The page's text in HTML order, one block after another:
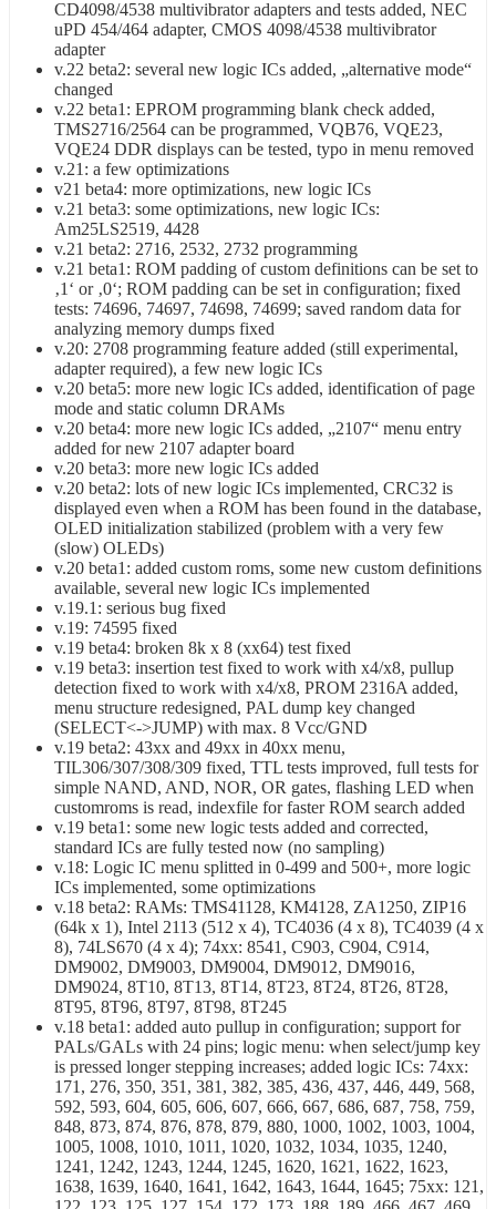
CD4098/4538 multivibrator adapters and tests added, NEC
uPD 454/464 adapter, CMOS 4098/4538 multivibrator
adapter
v.22 beta2: several new logic ICs added, „alternative mode“
changed
v.22 beta1: EPROM programming blank check added,
TMS2716/2564 can be programmed, VQB76, VQE23,
VQE24 DDR displays can be tested, typo in menu removed
v.21: a few optimizations
v21 beta4: more optimizations, new logic ICs
v.21 beta3: some optimizations, new logic ICs:
Am25LS2519, 4428
v.21 beta2: 2716, 2532, 2732 programming
v.21 beta1: ROM padding of custom definitions can be set to
‚1‘ or ‚0‘; ROM padding can be set in configuration; fixed
tests: 74696, 74697, 74698, 74699; saved random data for
analyzing memory dumps fixed
v.20: 2708 programming feature added (still experimental,
adapter required), a few new logic ICs
v.20 beta5: more new logic ICs added, identification of page
mode and static column DRAMs
v.20 beta4: more new logic ICs added, „2107“ menu entry
added for new 2107 adapter board
v.20 beta3: more new logic ICs added
v.20 beta2: lots of new logic ICs implemented, CRC32 is
displayed even when a ROM has been found in the database,
OLED initialization stabilized (problem with a very few
(slow) OLEDs)
v.20 beta1: added custom roms, some new custom definitions
available, several new logic ICs implemented
v.19.1: serious bug fixed
v.19: 74595 fixed
v.19 beta4: broken 8k x 8 (xx64) test fixed
v.19 beta3: insertion test fixed to work with x4/x8, pullup
detection fixed to work with x4/x8, PROM 2316A added,
menu structure redesigned, PAL dump key changed
(SELECT<->JUMP) with max. 8 Vcc/GND
v.19 beta2: 43xx and 49xx in 40xx menu,
TIL306/307/308/309 fixed, TTL tests improved, full tests for
simple NAND, AND, NOR, OR gates, flashing LED when
customroms is read, indexfile for faster ROM search added
v.19 beta1: some new logic tests added and corrected,
standard ICs are fully tested now (no sampling)
v.18: Logic IC menu splitted in 0-499 and 500+, more logic
ICs implemented, some optimizations
v.18 beta2: RAMs: TMS41128, KM4128, ZA1250, ZIP16
(64k x 1), Intel 2113 (512 x 4), TC4036 (4 x 8), TC4039 (4 x
8), 74LS670 (4 x 4); 74xx: 8541, C903, C904, C914,
DM9002, DM9003, DM9004, DM9012, DM9016,
DM9024, 8T10, 8T13, 8T14, 8T23, 8T24, 8T26, 8T28,
8T95, 8T96, 8T97, 8T98, 8T245
v.18 beta1: added auto pullup in configuration; support for
PALs/GALs with 24 pins; logic menu: when select/jump key
is pressed longer stepping increases; added logic ICs: 74xx:
171, 276, 350, 351, 381, 382, 385, 436, 437, 446, 449, 568,
592, 593, 604, 605, 606, 607, 666, 667, 686, 687, 758, 759,
848, 873, 874, 876, 878, 879, 880, 1000, 1002, 1003, 1004,
1005, 1008, 1010, 1011, 1020, 1032, 1034, 1035, 1240,
1241, 1242, 1243, 1244, 1245, 1620, 1621, 1622, 1623,
1638, 1639, 1640, 1641, 1642, 1643, 1644, 1645; 75xx: 121,